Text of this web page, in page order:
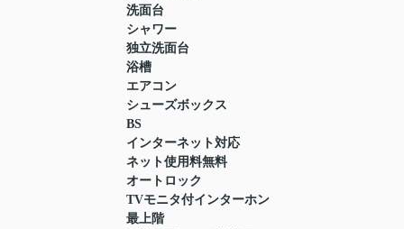
洗面台
シャワー
独立洗面台
浴槽
エアコン
シューズボックス
BS
インターネット対応
ネット使用料無料
オートロック
TVモニタ付インターホン
最上階